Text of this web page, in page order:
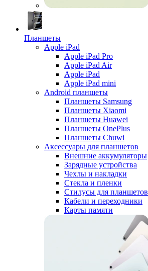
Планшеты
Apple iPad
Apple iPad Pro
Apple iPad Air
Apple iPad
Apple iPad mini
Android планшеты
Планшеты Samsung
Планшеты Xiaomi
Планшеты Huawei
Планшеты OnePlus
Планшеты Chuwi
Аксессуары для планшетов
Внешние аккумуляторы
Зарядные устройства
Чехлы и накладки
Стекла и пленки
Стилусы для планшетов
Кабели и переходники
Карты памяти